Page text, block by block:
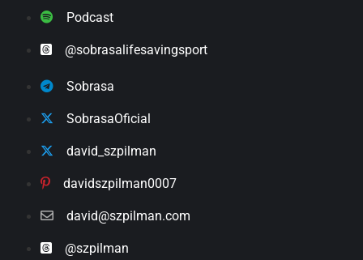
Podcast
@sobrasalifesavingsport
Sobrasa
SobrasaOficial
david_szpilman
davidszpilman0007
david@szpilman.com
@szpilman